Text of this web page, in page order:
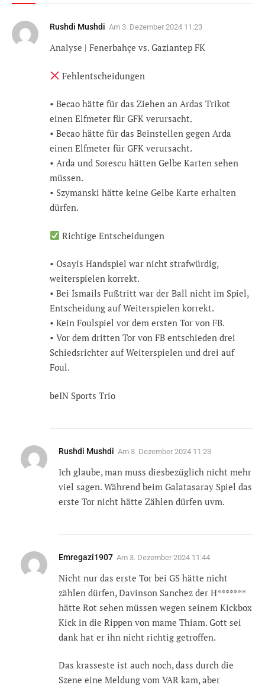
Rushdi Mushdi Am 3. Dezember 2024 11:23
Analyse | Fenerbahçe vs. Gaziantep FK
Fehlentscheidungen
•⁠ ⁠Becao hätte für das Ziehen an Ardas Trikot
einen Elfmeter für GFK verursacht.
•⁠ ⁠Becao hätte für das Beinstellen gegen Arda
einen Elfmeter für GFK verursacht.
•⁠ ⁠Arda und Sorescu hätten Gelbe Karten sehen
müssen.
•⁠ ⁠Szymanski hätte keine Gelbe Karte erhalten
dürfen.
Richtige Entscheidungen
•⁠ ⁠Osayis Handspiel war nicht strafwürdig,
weiterspielen korrekt.
•⁠ ⁠Bei İsmails Fußtritt war der Ball nicht im Spiel,
Entscheidung auf Weiterspielen korrekt.
•⁠ ⁠Kein Foulspiel vor dem ersten Tor von FB.
•⁠ ⁠Vor dem dritten Tor von FB entschieden drei
Schiedsrichter auf Weiterspielen und drei auf
Foul.
beIN Sports Trio
Rushdi Mushdi Am 3. Dezember 2024 11:23
Ich glaube, man muss diesbezüglich nicht mehr
viel sagen. Während beim Galatasaray Spiel das
erste Tor nicht hätte Zählen dürfen uvm.
Emregazi1907 Am 3. Dezember 2024 11:44
Nicht nur das erste Tor bei GS hätte nicht
zählen dürfen, Davinson Sanchez der H*******
hätte Rot sehen müssen wegen seinem Kickbox
Kick in die Rippen von mame Thiam. Gott sei
dank hat er ihn nicht richtig getroffen.
Das krasseste ist auch noch, dass durch die
Szene eine Meldung vom VAR kam, aber